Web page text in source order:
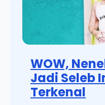
WOW,
Jadi Seleb
Terkenal